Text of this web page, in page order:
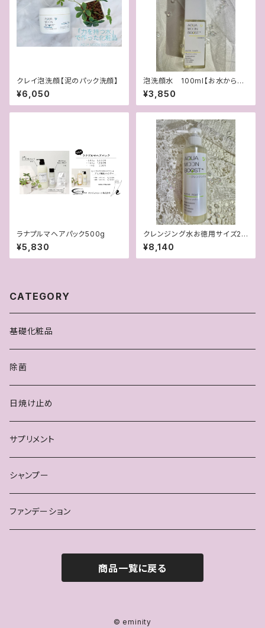
クレイ泡洗顔【泥のパック洗顔】
¥6,050
泡洗顔水 100ml【お水から泡
立てるふわふわ泡洗顔】
¥3,850
ラナプルマヘアパック500g
¥5,830
クレンジング水お徳用サイズ20
0ml【ベタつき・油膜感なし新感
覚の水クレンジング！】
¥8,140
CATEGORY
基礎化粧品
除菌
日焼け止め
サプリメント
シャンプー
ファンデーション
商品一覧に戻る
© eminity